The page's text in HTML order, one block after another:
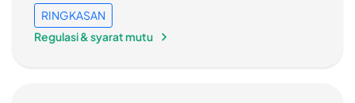
RINGKASAN
Regulasi & syarat mutu